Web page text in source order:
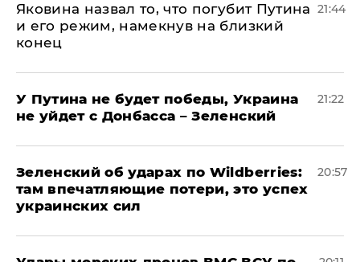
Яковина назвал то, что погубит Путина
и его режим, намекнув на близкий
конец
21:44
У Путина не будет победы, Украина
не уйдет с Донбасса – Зеленский
21:22
Зеленский об ударах по Wildberries:
там впечатляющие потери, это успех
украинских сил
20:57